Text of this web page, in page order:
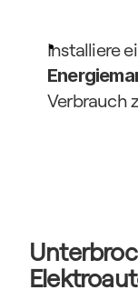
Installiere
Verbrauch